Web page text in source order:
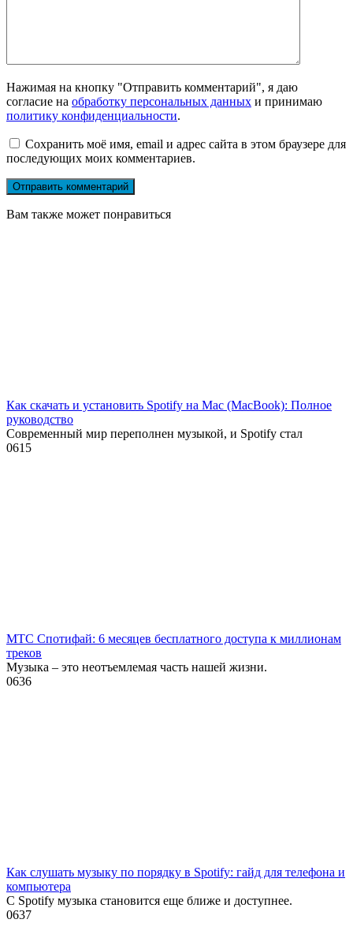
Нажимая на кнопку "Отправить комментарий", я даю
согласие на обработку персональных данных и принимаю
политику конфиденциальности.
Сохранить моё имя, email и адрес сайта в этом браузере для
последующих моих комментариев.
Вам также может понравиться
Как скачать и установить Spotify на Mac (MacBook): Полное
руководство
Современный мир переполнен музыкой, и Spotify стал
0615
МТС Спотифай: 6 месяцев бесплатного доступа к миллионам
треков
Музыка – это неотъемлемая часть нашей жизни.
0636
Как слушать музыку по порядку в Spotify: гайд для телефона и
компьютера
С Spotify музыка становится еще ближе и доступнее.
0637